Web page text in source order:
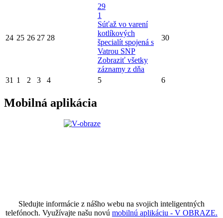
24 25 26 27 28
29
1
Súťaž vo varení
kotlíkových
špecialít spojená s
Vatrou SNP
Zobraziť všetky
záznamy z dňa
30
31 1 2 3 4 5 6
Mobilná aplikácia
Sledujte informácie z nášho webu na svojich inteligentných
telefónoch. Využívajte našu novú mobilnú aplikáciu - V OBRAZE.